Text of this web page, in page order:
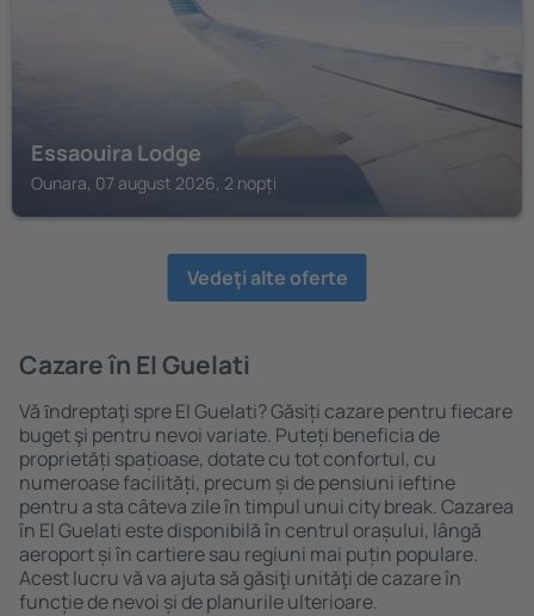
Essaouira Lodge
Ounara, 07 august 2026, 2 nopți
Vedeţi alte oferte
Cazare în El Guelati
Vă ȋndreptaţi spre El Guelati? Găsiți cazare pentru fiecare
buget şi pentru nevoi variate. Puteți beneficia de
proprietăți spațioase, dotate cu tot confortul, cu
numeroase facilități, precum și de pensiuni ieftine
pentru a sta câteva zile în timpul unui city break. Cazarea
în El Guelati este disponibilă în centrul orașului, lângă
aeroport și în cartiere sau regiuni mai puțin populare.
Acest lucru vă va ajuta să găsiţi unităţi de cazare în
funcție de nevoi și de planurile ulterioare.